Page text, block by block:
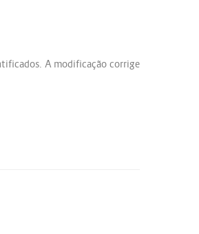
A modificação corrige